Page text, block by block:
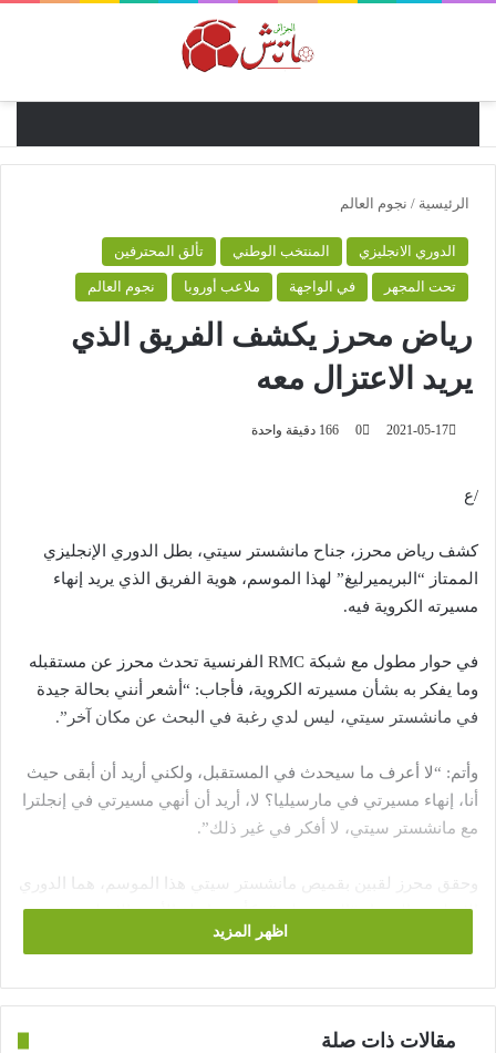
الرئيسية / نجوم العالم
الدوري الانجليزي المنتخب الوطني تألق المحترفين
تحت المجهر في الواجهة ملاعب أوروبا نجوم العالم
رياض محرز يكشف الفريق الذي
يريد الاعتزال معه
2021-05-17
0 دقيقة واحدة
/ع
كشف رياض محرز، جناح مانشستر سيتي، بطل الدوري الإنجليزي
الممتاز “البريميرليغ” لهذا الموسم، هوية الفريق الذي يريد إنهاء
مسيرته الكروية فيه.
في حوار مطول مع شبكة RMC الفرنسية تحدث محرز عن مستقبله
وما يفكر به بشأن مسيرته الكروية، فأجاب: “أشعر أنني بحالة جيدة
في مانشستر سيتي، ليس لدي رغبة في البحث عن مكان آخر”.
وأتم: “لا أعرف ما سيحدث في المستقبل، ولكني أريد أن أبقى حيث
أنا، إنهاء مسيرتي في مارسيليا؟ لا، أريد أن أنهي مسيرتي في إنجلترا
مع مانشستر سيتي، لا أفكر في غير ذلك”.
وحقق محرز لقبين بقميص مانشستر سيتي هذا الموسم، هما الدوري
الإنجليزي الممتاز “البريميرليغ” وكأس رابطة الأندية الإنجليزية
المحترفة، كما ينافس على لقب ثالث هو دوري أبطال أوروبا، عندما
بورتو البرتغالية.
اظهر المزيد
مقالات ذات صلة